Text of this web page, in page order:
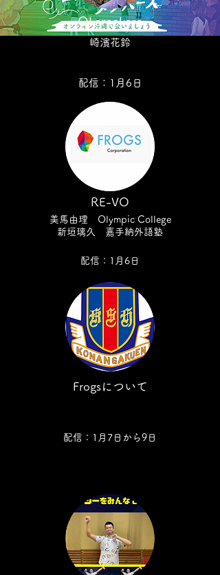
Okaraokara
崎濱花鈴
配信：1 月 6日
RE-VO
美 馬由理 Ol ympic College
新垣璃久 嘉手納外語塾
配信：1 月 6日
Frogsについて
配信： 1 月7 日から9日